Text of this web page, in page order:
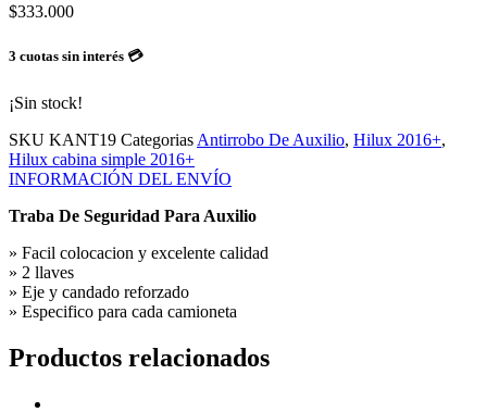
$333.000
3 cuotas sin interés 💳
¡Sin stock!
SKU KANT19 Categorias Antirrobo De Auxilio, Hilux 2016+,
Hilux cabina simple 2016+
INFORMACIÓN DEL ENVÍO
Traba De Seguridad Para Auxilio
» Facil colocacion y excelente calidad
» 2 llaves
» Eje y candado reforzado
» Especifico para cada camioneta
Productos relacionados